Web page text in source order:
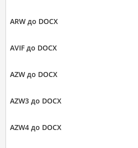
ARW до DOCX
AVIF до DOCX
AZW до DOCX
AZW3 до DOCX
AZW4 до DOCX